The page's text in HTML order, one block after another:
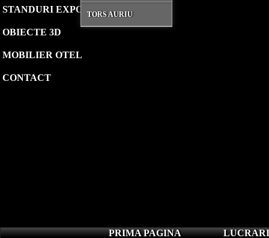
TORS AURIU
STANDURI EXPO
OBIECTE 3D
MOBILIER OTEL
CONTACT
PRIMA PAGINA